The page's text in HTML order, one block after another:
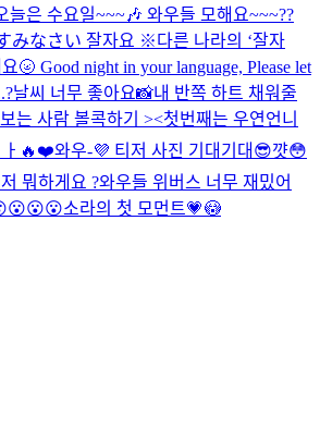
늘은 수요일~~~🎶 와우들 모해요~~~??
みなさい 잘자요 ※다른 나라의 ‘잘자
🌝 Good night in your language, Please let
날씨 너무 좋아요📸내 반쪽 하트 채워줄
는 사람 볼콕하기 ><첫번째는 우연언니
ㅏ🔥❤️와우-💜 티저 사진 기대기대😎꺗😳
뭐하게요 ?와우들 위버스 너무 재밌어
소라의 첫 모먼트💗😳